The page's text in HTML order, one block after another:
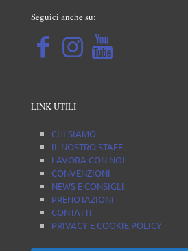
Seguici anche su:
LINK UTILI
CHI SIAMO
IL NOSTRO STAFF
LAVORA CON NOI
CONVENZIONI
NEWS E CONSIGLI
PRENOTAZIONI
CONTATTI
PRIVACY E COOKIE POLICY